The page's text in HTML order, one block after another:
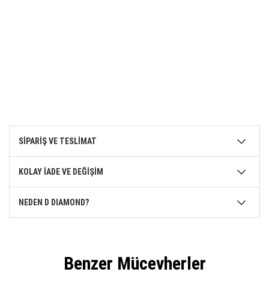
SİPARİŞ VE TESLİMAT
KOLAY İADE VE DEĞİŞİM
NEDEN D DIAMOND?
Benzer Mücevherler